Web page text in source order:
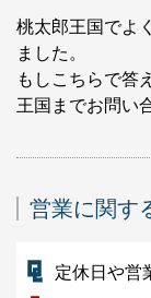
桃太郎王国でよ
ました。
もしこちらで答
王国までお問い
営業に関す
定休日や営